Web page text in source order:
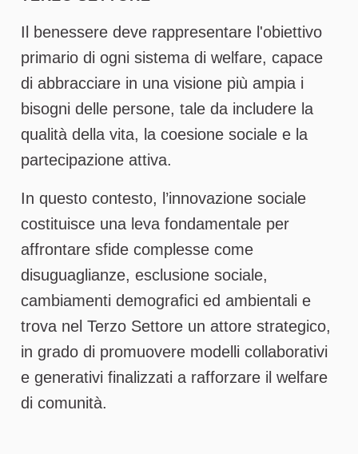
Il benessere deve rappresentare l'obiettivo
primario di ogni sistema di welfare, capace
di abbracciare in una visione più ampia i
bisogni delle persone, tale da includere la
qualità della vita, la coesione sociale e la
partecipazione attiva.
In questo contesto, l’innovazione sociale
costituisce una leva fondamentale per
affrontare sfide complesse come
disuguaglianze, esclusione sociale,
cambiamenti demografici ed ambientali e
trova nel Terzo Settore un attore strategico,
in grado di promuovere modelli collaborativi
e generativi finalizzati a rafforzare il welfare
di comunità.